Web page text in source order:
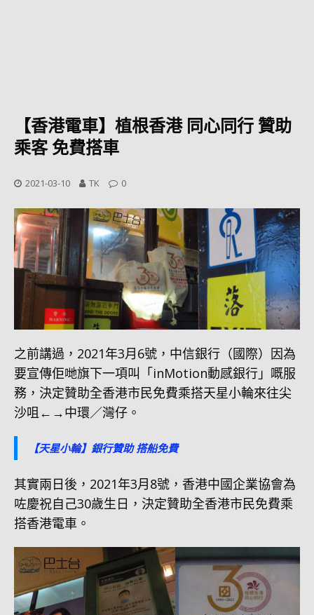
【香港電車】植根香港 同心同行 贊助
乘客 免費搭車
2021-03-10 TK 0
之前講過，2021年3月6號，中信銀行（國際）因為
要宣傳佢哋旗下一項叫「inMotion動感銀行」嘅服
務，決定贊助全香港市民免費乘搭天星小輪來往尖
沙咀←→中環／灣仔。
【天星小輪】銀行贊助 搭船免費
其實兩日後，2021年3月8號，香港中國企業協會為
咗慶祝自己30歲生日，決定贊助全香港市民免費乘
搭香港電車。